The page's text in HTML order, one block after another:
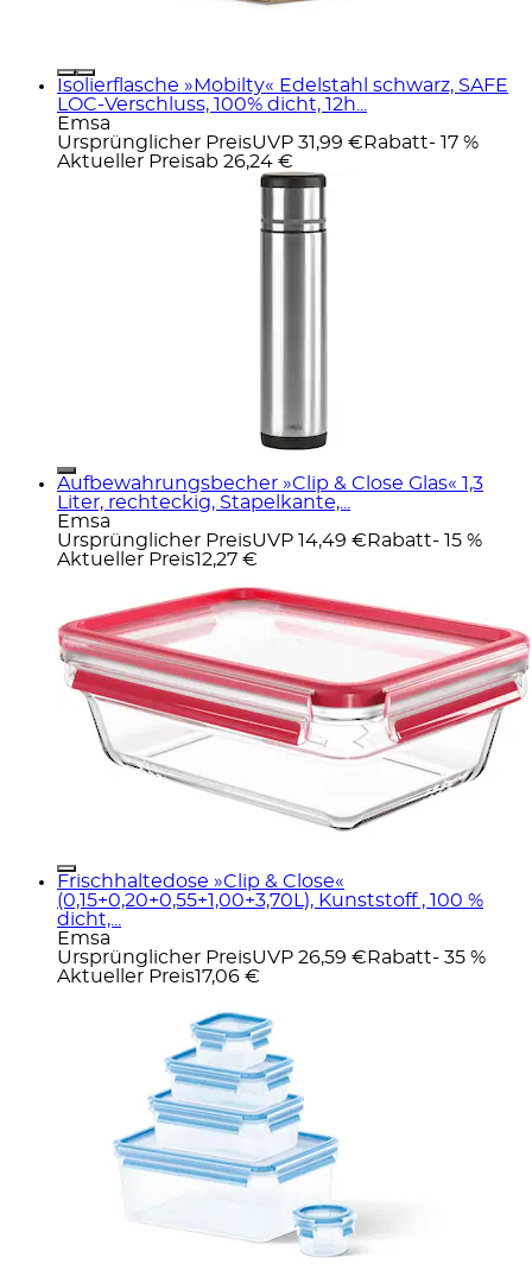
Isolierflasche »Mobilty« Edelstahl schwarz, SAFE
LOC-Verschluss, 100% dicht, 12h...
Emsa
Ursprünglicher PreisUVP 31,99 € Rabatt- 17 %
Aktueller Preisab 26,24 €
Aufbewahrungsbecher »Clip & Close Glas« 1,3
Liter, rechteckig, Stapelkante,...
Emsa
Ursprünglicher PreisUVP 14,49 € Rabatt- 15 %
Aktueller Preis12,27 €
Frischhaltedose »Clip & Close«
(0,15+0,20+0,55+1,00+3,70L), Kunststoff , 100 %
dicht,...
Emsa
Ursprünglicher PreisUVP 26,59 € Rabatt- 35 %
Aktueller Preis17,06 €